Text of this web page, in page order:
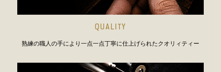
QUALITY
熟練の職人の手により一点一点丁寧に仕上げられたクオリィティー